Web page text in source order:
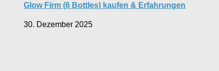
Glow Firm (6 Bottles) kaufen & Erfahrungen
30. Dezember 2025